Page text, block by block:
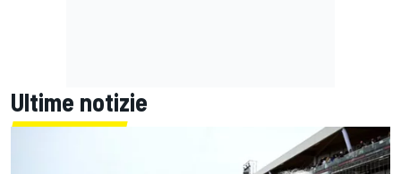
Ultime notizie